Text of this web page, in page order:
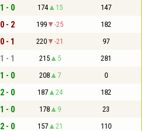
1 - 0 174 15 147
0 - 2 199 -25 182
0 - 1 220 -21 97
1 - 1 215 5 281
1 - 0 208 7 0
2 - 0 187 24 182
1 - 0 178 9 23
2 - 0 157 21 110